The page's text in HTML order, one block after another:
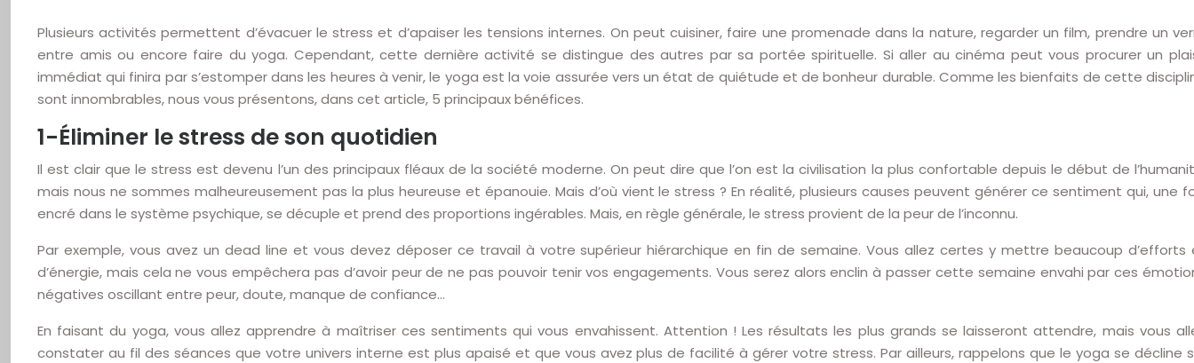
Plusieurs activités permettent d’évacuer le stress et d’apaiser les tensions internes. On peut cuisiner, faire une promenade dans la nature, regarder un film, prendre un
entre amis ou encore faire du yoga. Cependant, cette dernière activité se distingue des autres par sa portée spirituelle. Si aller au cinéma peut vous procurer un
immédiat qui finira par s’estomper dans les heures à venir, le yoga est la voie assurée vers un état de quiétude et de bonheur durable. Comme les bienfaits de cette
sont innombrables, nous vous présentons, dans cet article, 5 principaux bénéfices.
1-Éliminer le stress de son quotidien
Il est clair que le stress est devenu l’un des principaux fléaux de la société moderne. On peut dire que l’on est la civilisation la plus confortable depuis le début de
mais nous ne sommes malheureusement pas la plus heureuse et épanouie. Mais d’où vient le stress ? En réalité, plusieurs causes peuvent générer ce sentiment qui, une
encré dans le système psychique, se décuple et prend des proportions ingérables. Mais, en règle générale, le stress provient de la peur de l’inconnu.
Par exemple, vous avez un dead line et vous devez déposer ce travail à votre supérieur hiérarchique en fin de semaine. Vous allez certes y mettre beaucoup d’efforts
d’énergie, mais cela ne vous empêchera pas d’avoir peur de ne pas pouvoir tenir vos engagements. Vous serez alors enclin à passer cette semaine envahi par ces
négatives oscillant entre peur, doute, manque de confiance…
En faisant du yoga, vous allez apprendre à maîtriser ces sentiments qui vous envahissent. Attention ! Les résultats les plus grands se laisseront attendre, mais vous
constater au fil des séances que votre univers interne est plus apaisé et que vous avez plus de facilité à gérer votre stress. Par ailleurs, rappelons que le yoga se décline